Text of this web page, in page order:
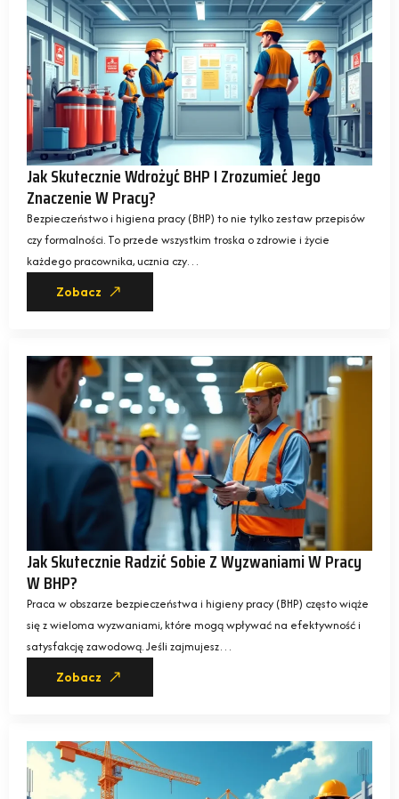
Jak Skutecznie Wdrożyć BHP I Zrozumieć Jego
Znaczenie W Pracy?
Bezpieczeństwo i higiena pracy (BHP) to nie tylko zestaw przepisów
czy formalności. To przede wszystkim troska o zdrowie i życie
każdego pracownika, ucznia czy…
Zobacz
Jak Skutecznie Radzić Sobie Z Wyzwaniami W Pracy
W BHP?
Praca w obszarze bezpieczeństwa i higieny pracy (BHP) często wiąże
się z wieloma wyzwaniami, które mogą wpływać na efektywność i
satysfakcję zawodową. Jeśli zajmujesz…
Zobacz